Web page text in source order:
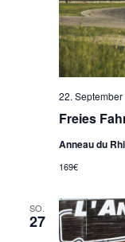
Freies
22. September
Anneau du
169€
SO.
27